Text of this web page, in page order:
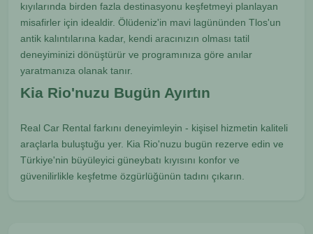
kıyılarında birden fazla destinasyonu keşfetmeyi planlayan
misafirler için idealdir. Ölüdeniz'in mavi lagününden Tlos'un
antik kalıntılarına kadar, kendi aracınızın olması tatil
deneyiminizi dönüştürür ve programınıza göre anılar
yaratmanıza olanak tanır.
Kia Rio'nuzu Bugün Ayırtın
Real Car Rental farkını deneyimleyin - kişisel hizmetin kaliteli
araçlarla buluştuğu yer. Kia Rio'nuzu bugün rezerve edin ve
Türkiye'nin büyüleyici güneybatı kıyısını konfor ve
güvenilirlikle keşfetme özgürlüğünün tadını çıkarın.